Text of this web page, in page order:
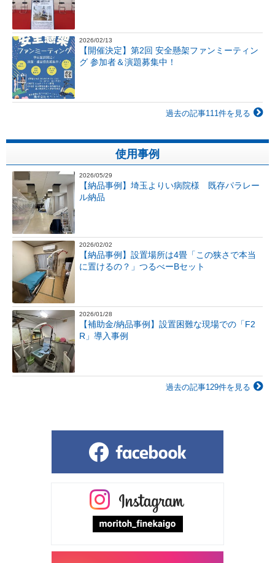
2026/02/13
【開催決定】第2回 安全懸架ファンミーティン
グ 参加者＆演題募集中！
過去の記事111件を見る
使用事例
2026/05/29
【納品事例】埼玉よりい病院様 既存パラレー
ル納品
2026/02/02
【納品事例】設置場所は4畳「この狭さで本当
に置けるの？」つるべーBセット
2026/01/28
【補助金/納品事例】設置困難な現場での「F2
R」導入事例
過去の記事129件を見る